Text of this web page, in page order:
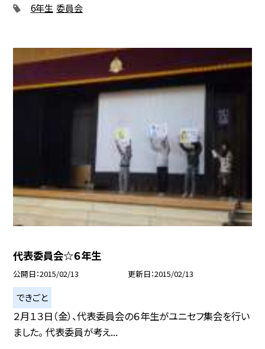
6年生 委員会
代表委員会☆６年生
公開日 2015/02/13 更新日 2015/02/13
できごと
２月１３日（金）、代表委員会の６年生がユニセフ集会を行い
ました。 代表委員が考え...